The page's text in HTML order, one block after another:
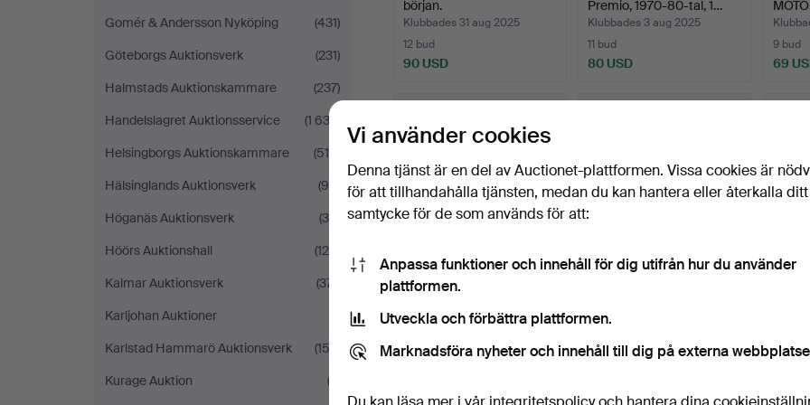
Gomér & Andersson Nyköping
(431)
Göteborgs Auktionsverk
(231)
Halmstads Auktionskammare
(237)
Handelslagret Auktionsservice
(1 633)
Helsingborgs Auktionskammare
(514)
Hälsinglands Auktionsverk
(95)
Höganäs Auktionsverk
(36)
Höörs Auktionshall
(125)
Kalmar Auktionsverk
(371)
Karljohan Auktioner
Karlstad Hammarö Auktionsverk
(153)
Kurage Auktion
(3)
början.
Klubbades 31 aug 2025
12 bud
90 USD
Premio, 1970-80-tal, 1…
Klubbades 3 aug 2025
11 bud
80 USD
9 bud
69
AFFISCHER, 2 st,
Klubbades 5 jul 2024
2 bud
53 USD
…
Klubbades 5 jul 2024
2 bud
53 USD
7 bud
138
Vi använder cookies
Denna tjänst är en del av Auctionet-plattformen. Vissa cookies är
för att tillhandahålla tjänsten, medan du kan hantera eller återkalla ditt
samtycke för de som används för att:
Anpassa funktioner och innehåll för dig utifrån hur du använder
plattformen.
Utveckla och förbättra plattformen.
Marknadsföra nyheter och innehåll till dig på externa